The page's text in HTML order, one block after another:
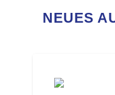
NEUES